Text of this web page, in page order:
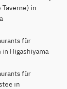
Taverne) in
für
in Higashiyama
für
in